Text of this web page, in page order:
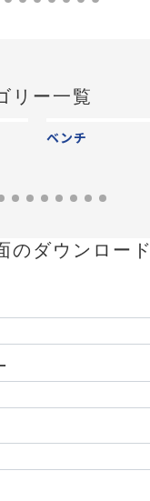
リー一覧
ベンチ
のダウンロード